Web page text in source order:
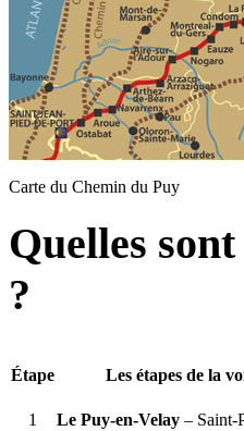
Carte du Chemin du Puy
Quelles
?
Étape Les étapes de la
1 Le Puy-en-Velay – Saint-